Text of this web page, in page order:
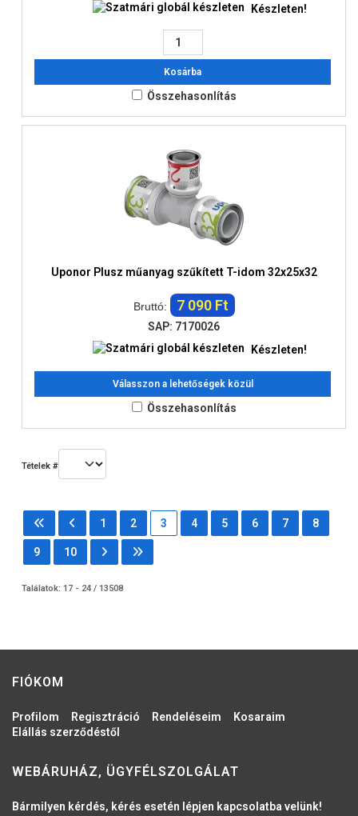
Készleten!
Kosárba
Összehasonlítás
Uponor Plusz műanyag szűkített T-idom 32x25x32
Bruttó: 7 090 Ft
SAP: 7170026
Készleten!
Válasszon a lehetőségek közül
Összehasonlítás
Tételek #
1 2 3 4 5 6 7 8
9 10
Találatok: 17 - 24 / 13508
FIÓKOM
Profilom Regisztráció Rendeléseim
Kosaraim
Elállás szerződéstől
WEBÁRUHÁZ, ÜGYFÉLSZOLGÁLAT
Bármilyen kérdés, kérés esetén lépjen kapcsolatba velünk!